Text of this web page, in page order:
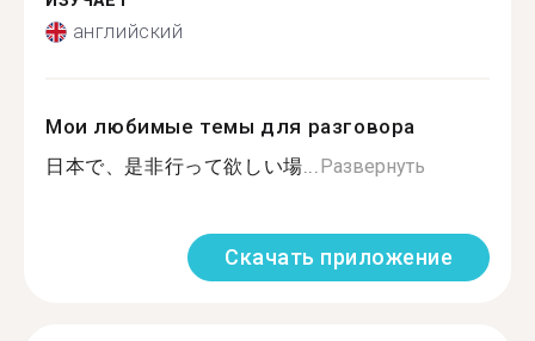
английский
Мои любимые темы для разговора
日本で、是非行って欲しい場...Развернуть
Скачать приложение